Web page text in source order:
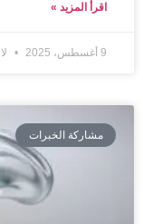
اقرأ المزيد »
9 أغسطس، 2025
مشاركة الخبرات